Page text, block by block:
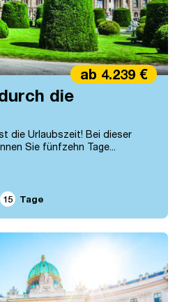
die
die Urlaubszeit! Bei dieser
Sie fünf­­­zehn Tage...
ab 4.239 €
15 Tage